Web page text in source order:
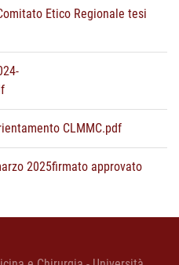
Etico Regionale tesi
CLMMC.pdf
2025firmato approvato